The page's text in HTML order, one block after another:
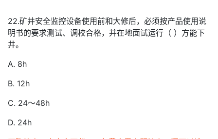
22.矿井安全监控设备使用前和大修后，必须按产品使用说
明书的要求测试、调校合格，并在地面试运行（ ）方能下
井。
A. 8h
B. 12h
C. 24～48h
D. 24h